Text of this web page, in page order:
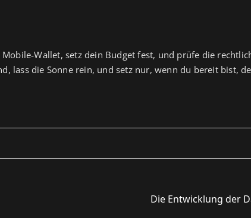
setz dein Budget fest, und prüfe die
lass die Sonne rein, und setz nur, wenn du bereit bist,
Die Entwicklung der